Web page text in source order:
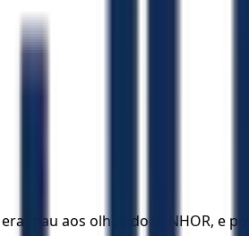
mau aos olhos do SENHOR, e